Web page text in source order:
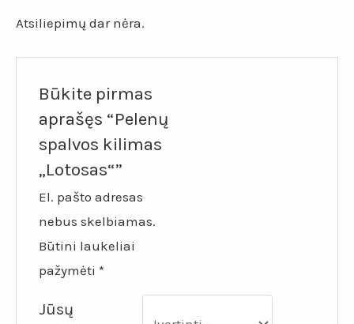
Atsiliepimų dar nėra.
Būkite pirmas
aprašęs “Pelenų
spalvos kilimas
„Lotosas“”
El. pašto adresas
nebus skelbiamas.
Būtini laukeliai
pažymėti*
Jūsų